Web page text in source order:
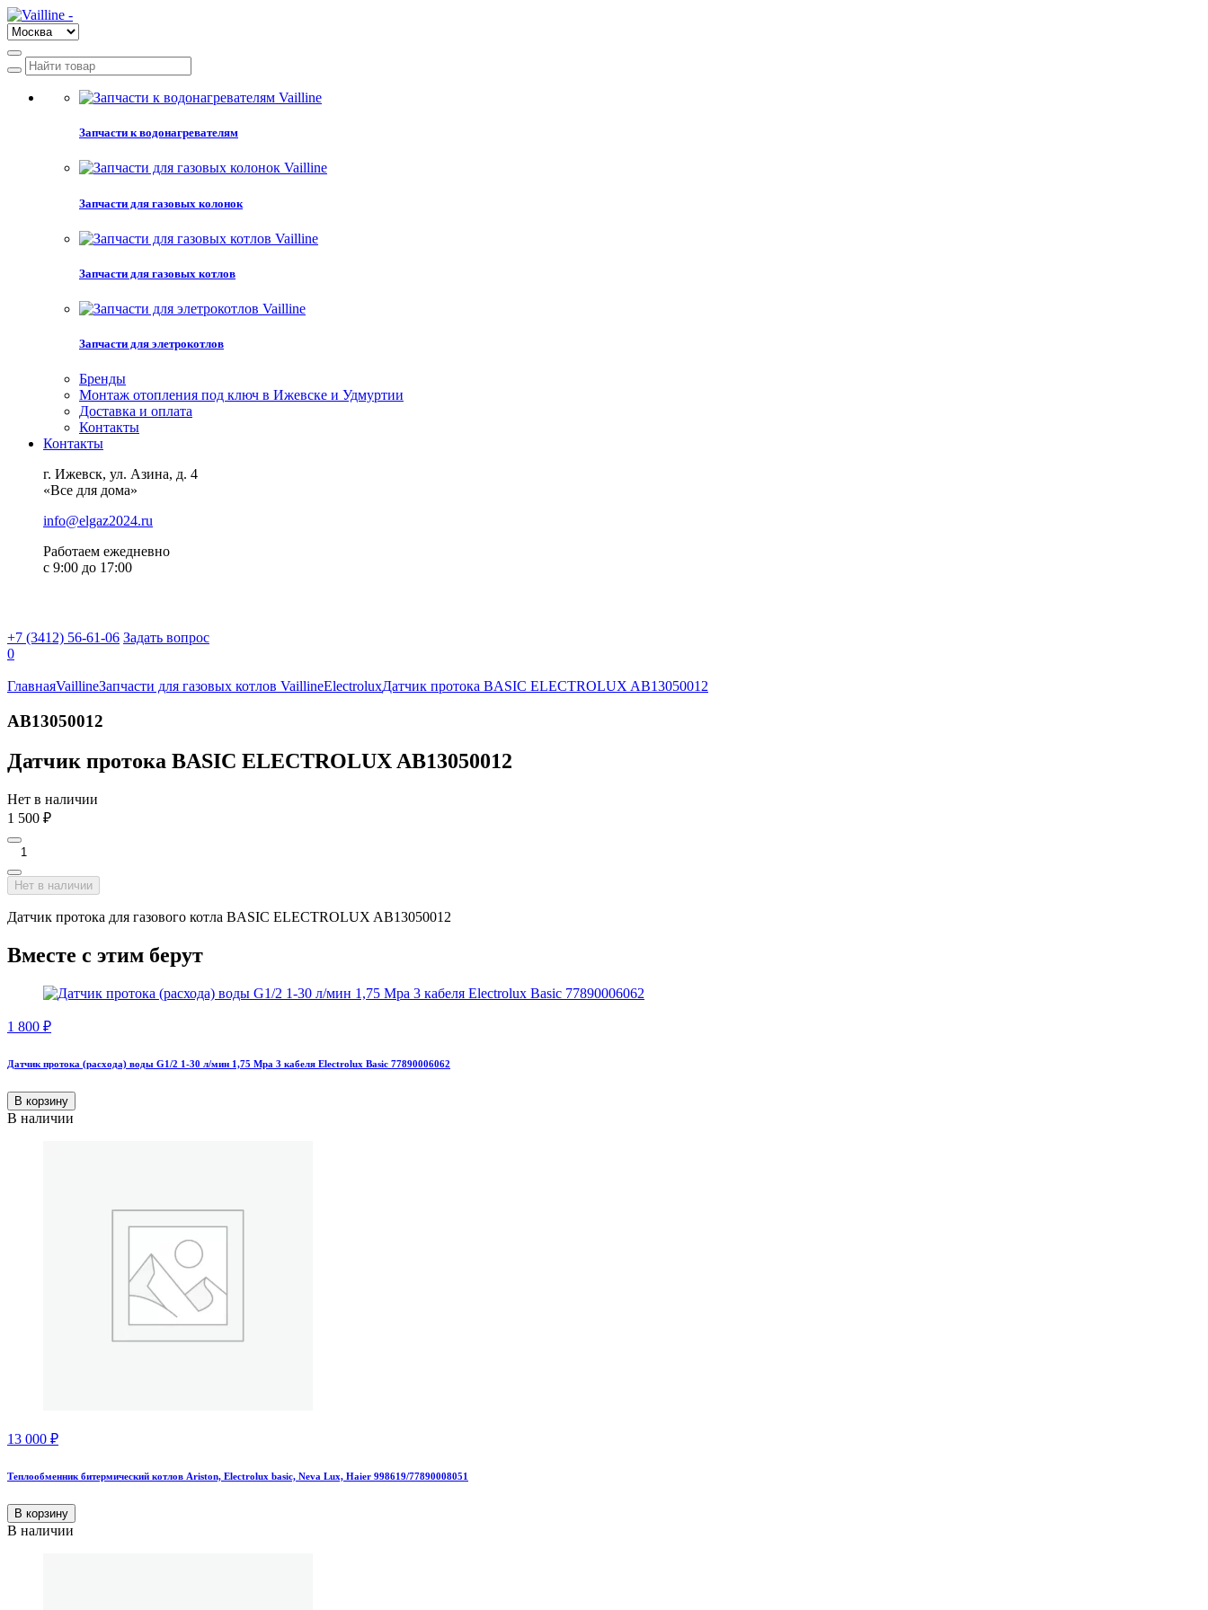
Запчасти к водонагревателям
Запчасти для газовых колонок
Запчасти для газовых котлов
Запчасти для элетрокотлов
Бренды
Монтаж отопления под ключ в Ижевске и Удмуртии
Доставка и оплата
Контакты
Контакты
г. Ижевск, ул. Азина, д. 4
«Все для дома»
info@elgaz2024.ru
Работаем eжедневно
с 9:00 до 17:00
+7 (3412) 56-61-06 Задать вопрос
0
ГлавнаяVaillineЗапчасти для газовых котлов VaillineElectroluxДатчик протока BASIC ELECTROLUX AB13050012
AB13050012
Датчик протока BASIC ELECTROLUX AB13050012
Нет в наличии
1 500 ₽
Нет в наличии
Датчик протока для газового котла BASIC ELECTROLUX AB13050012
Вместе с этим берут
1 800 ₽
Датчик протока (расхода) воды G1/2 1-30 л/мин 1,75 Mpa 3 кабеля Electrolux Basic 77890006062
В корзину
В наличии
13 000 ₽
Теплообменник битермический котлов Ariston, Electrolux basic, Neva Lux, Haier 998619/77890008051
В корзину
В наличии